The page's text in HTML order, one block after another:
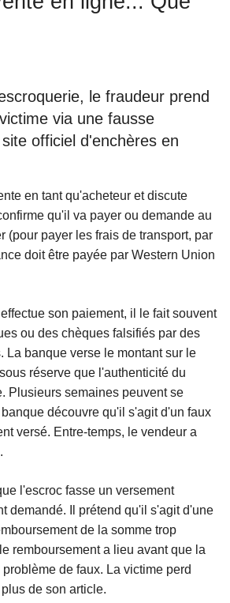
le fraudeur prend
via une fausse
officiel d'enchères en
en tant qu'acheteur et discute
qu'il va payer ou demande au
(pour payer les frais de transport, par
doit être payée par Western Union
son paiement, il le fait souvent
ou des chèques falsifiés par des
La banque verse le montant sur le
réserve que l'authenticité du
Plusieurs semaines peuvent se
découvre qu'il s'agit d'un faux
versé. Entre-temps, le vendeur a
l'escroc fasse un versement
demandé. Il prétend qu'il s'agit d'une
de la somme trop
remboursement a lieu avant que la
de faux. La victime perd
de son article.